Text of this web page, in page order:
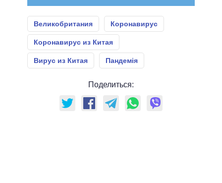
Великобритания Коронавирус
Коронавирус из Китая
Вирус из Китая Пандемія
Поделиться: